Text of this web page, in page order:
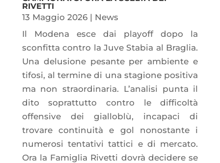
RIVETTI
13 Maggio 2026| News
Il Modena esce dai playoff dopo la
sconfitta contro la Juve Stabia al Braglia.
Una delusione pesante per ambiente e
tifosi, al termine di una stagione positiva
ma non straordinaria. L’analisi punta il
dito soprattutto contro le difficoltà
offensive dei gialloblù, incapaci di
trovare continuità e gol nonostante i
numerosi tentativi tattici e di mercato.
Ora la Famiglia Rivetti dovrà decidere se